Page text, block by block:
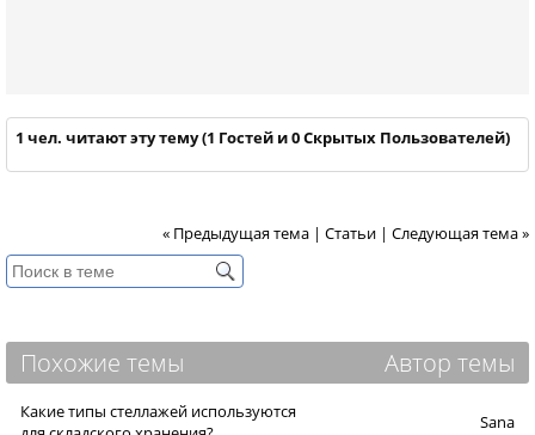
1 чел. читают эту тему (1 Гостей и 0 Скрытых Пользователей)
« Предыдущая тема | Статьи | Следующая тема »
Похожие темы Автор темы
Какие типы стеллажей используются
Sana